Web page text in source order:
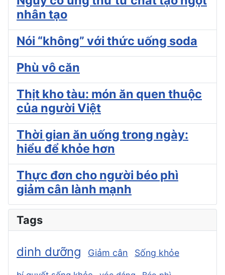
nhân tạo
Nói “không” với thức uống soda
Phù vô căn
Thịt kho tàu: món ăn quen thuộc
của người Việt
Thời gian ăn uống trong ngày:
hiểu để khỏe hơn
Thực đơn cho người béo phì
giảm cân lành mạnh
Tags
dinh dưỡng Giảm cân Sống khỏe